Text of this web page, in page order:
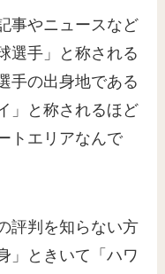
事やニュースなど
選手」と称される
手の出身地である
」と称されるほど
トエリアなんで
評判を知らない方
」ときいて「ハワ